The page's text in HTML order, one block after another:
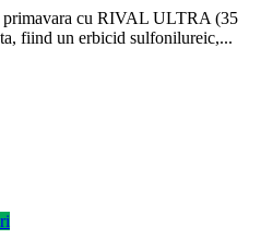
primavara cu RIVAL ULTRA (35
fiind un erbicid sulfonilureic,...